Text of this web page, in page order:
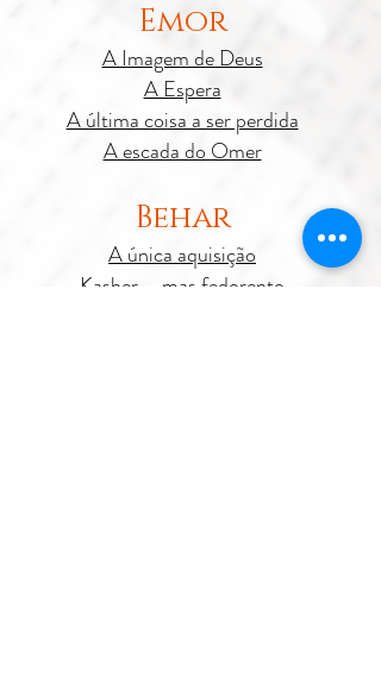
Emor
A Imagem de Deus
A Espera
A última coisa a ser perdida
A escada do Omer
Behar
A única aquisição
Kasher ... mas fedorento